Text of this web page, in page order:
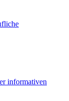
informativen